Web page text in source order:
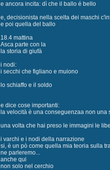
e ancora incita: dì che il ballo é bello
e, decisionista nella scelta dei maschi
e poi quella del ballo
18.4 mattina
Asca parte con la
la storia di giufà
i nodi:
i secchi che figliano e muiono
lo schiaffo e il soldo
e dice cose importanti:
la velocità è una conseguenzaa non una
una volta che hai preso le immagini le
i varchi e i nodi della narrazione
si, è un pò come quella mia teoria sulla
ne parleremo...
anche qui
non solo nel cerchio